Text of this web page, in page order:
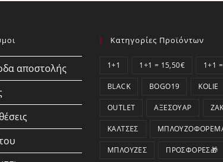
αποστολής
Κατηγορίες Προϊόντων
1+1 1+1 = 15,50€ 1+1
BLACK BOGO19 KOLIE
OUTLET ΑΞΕΣΟΥΆΡ
ΚΆΛΤΣΕΣ
ΜΠΛΟΎΖΕΣ ΠΡΟΣΦΟΡΕΣ🎁